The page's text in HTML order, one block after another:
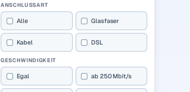
ANSCHLUSSART
Alle Glasfaser
Kabel DSL
GESCHWINDIGKEIT
Egal ab 250 Mbit/s